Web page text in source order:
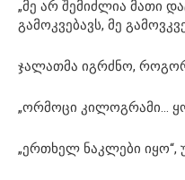
„მე არ შემიძლია მათი
გამოკვებავს, მე
ჯალათმა იგრძნო,
„ორმოცი კილოგრამი…
„ერთხელ ნაკლები იყო“,